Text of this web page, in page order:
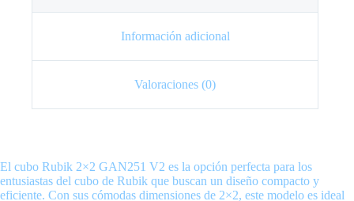
Información adicional
Valoraciones (0)
El cubo Rubik 2×2 GAN251 V2 es la opción perfecta para los
entusiastas del cubo de Rubik que buscan un diseño compacto y
eficiente. Con sus cómodas dimensiones de 2×2, este modelo es ideal